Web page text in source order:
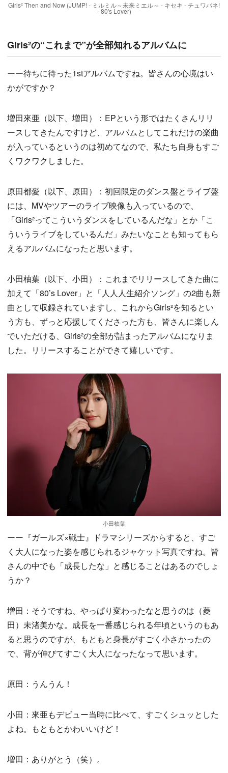
Girls² Then and Now (JUMP! - ミルミル～未来ミエル～ - キセキ - チュワパネ!
- 80's Lover)
Girls²の“これまで”が全部知れるアルバムに
ーー待ちに待った1stアルバムですね。皆さんの心境はい
かがですか？
増田來亜（以下、増田）：EPという形ではたくさんリリ
ースしてきたんですけど、アルバムとしてこれだけの楽曲
が入っているというのは初めてなので、私たち自身もすご
くワクワクしました。
原田都愛（以下、原田）：初回限定のダンス盤とライブ盤
には、MVやツアーのライブ映像も入っているので、
「Girls²ってこういうダンスをしているんだな」とか「こ
ういうライブをしているんだ」みたいなことも知ってもら
えるアルバムになったと思います。
小田柚葉（以下、小田）：これまでリリースしてきた曲に
加えて「80’s Lover」と「人人人生紹介ソング」の2曲も新
曲として収録されていますし、これからGirls²を知るとい
う方も、ずっと応援してくださった方も、皆さんに楽しん
でいただける、Girls²の全部が詰まったアルバムになりま
した。リリースすることができて嬉しいです。
小田柚葉
ーー『ガールズ×戦士』ドラマシリーズからすると、すご
く大人になった姿を感じられるジャケット写真ですね。皆
さんの中でも「成長したな」と感じることはあるのでしょ
うか？
増田：そうですね、やっぱり変わったなと思うのは（菱
田）未渚美かな。成長を一番感じられる年頃というのもあ
ると思うのですが、もともと身長がすごく小さかったの
で、背が伸びてすごく大人になったなって思います。
原田：うんうん！
小田：來亜もデビュー当時に比べて、すごくシュッとした
よね。もともとかわいいけど！
増田：ありがとう（笑）。